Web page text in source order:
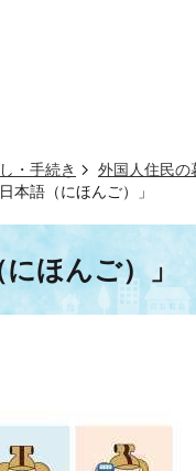
・手続き 外国人住民の
本語（にほんご）」
ほんご）」